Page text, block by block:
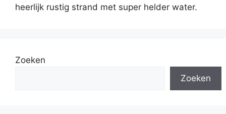
heerlijk rustig strand met super helder water.
Zoeken
Zoeken